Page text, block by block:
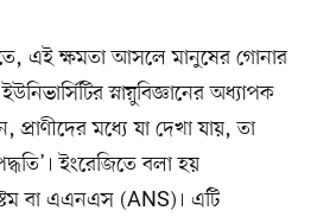
এই ক্ষমতা আসলে মানুষের গোনার
স্নায়ুবিজ্ঞানের অধ্যাপক
প্রাণীদের মধ্যে যা দেখা যায়, তা
ইংরেজিতে বলা হয়
বা এএনএস (ANS)। এটি